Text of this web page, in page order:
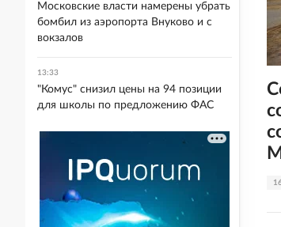
Московские власти намерены убрать
бомбил из аэропорта Внуково и с
вокзалов
13:33
"Комус" снизил цены на 94 позиции
для школы по предложению ФАС